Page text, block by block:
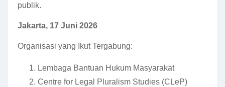
publik.
Jakarta, 17 Juni 2026
Organisasi yang Ikut Tergabung:
Lembaga Bantuan Hukum Masyarakat
Centre for Legal Pluralism Studies (CLeP)